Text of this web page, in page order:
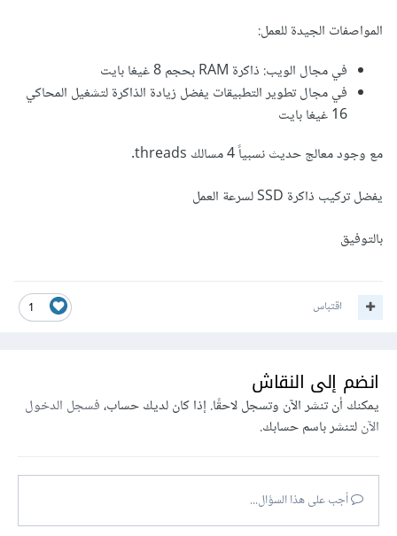
المواصفات الجيدة للعمل:
في مجال الويب: ذاكرة RAM بحجم 8 غيغا بايت
في مجال تطوير التطبيقات يفضل زيادة الذاكرة لتشغيل المحاكي
16 غيغا بايت
مع وجود معالج حديث نسبياً 4 مسالك threads.
يفضل تركيب ذاكرة SSD لسرعة العمل
بالتوفيق
1 اقتباس
انضم إلى النقاش
يمكنك أن تنشر الآن وتسجل لاحقًا. إذا كان لديك حساب،فسجل الدخول
الآنلتنشر باسم حسابك.
أجب على هذا السؤال...